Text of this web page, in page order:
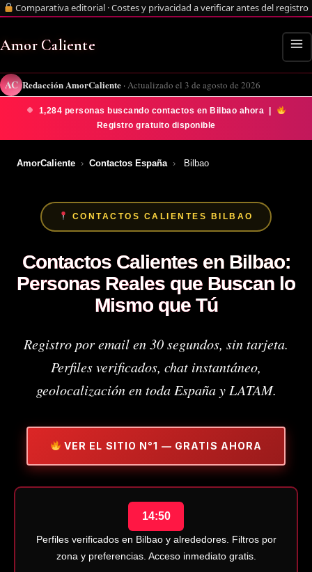
Comparativa editorial · Costes y privacidad a verificar antes del registro
Ir
contenido
Amor Caliente
AC Redacción AmorCaliente ·Actualizado el 3 de agosto de 2026
1,284 personas buscando contactos en Bilbao ahora |
Registro gratuito disponible
AmorCaliente › Contactos España › Bilbao
CONTACTOS CALIENTES BILBAO
Contactos Calientes en Bilbao:
Personas Reales que Buscan lo
Mismo que Tú
Registro por email en 30 segundos, sin tarjeta.
Perfiles verificados, chat instantáneo,
geolocalización en toda España y LATAM.
VER EL SITIO N°1 — GRATIS AHORA
14:49
Perfiles verificados en Bilbao y alrededores. Filtros por
zona y preferencias. Acceso inmediato gratis.